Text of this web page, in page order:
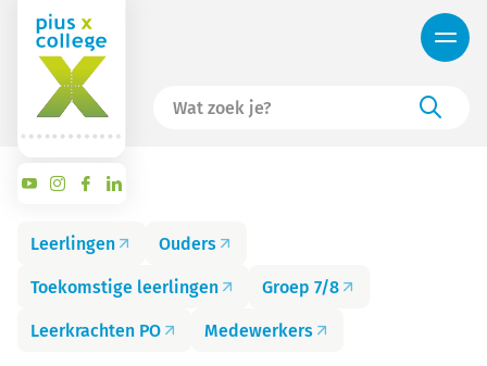
Leerlingen Ouders
Toekomstige leerlingen Groep 7/8
Leerkrachten PO Medewerkers